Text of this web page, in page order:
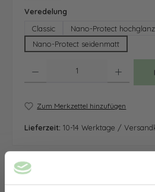
Veredelung
Classic
Nano-Protect hochglanz
Nano-Protect seidenmatt
Zum Merkzettel hinzufügen
Lieferzeit: 10-14 Werktage /